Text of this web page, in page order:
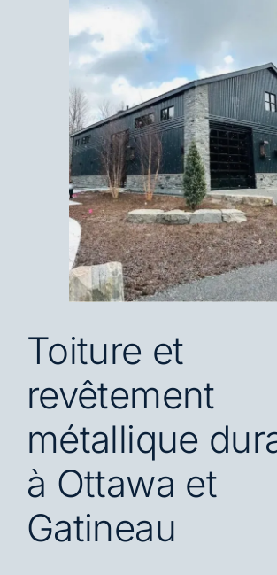
Carrières
Nous Joindre
Toiture et
revêtement
métallique
à Ottawa et
Gatineau